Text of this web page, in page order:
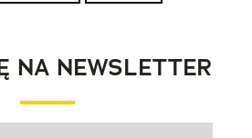
NA NEWSLETTER